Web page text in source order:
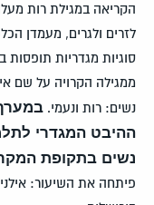
הקריאה במגילת רות מעלה
לזרים ולגרים, מעמדן
סוגיות מגדריות תופסות
ממגילה הקרויה על שם
נשים: רות ונעמי.במערך
ההיבט המגדרי
נשים בתקופת
פיתחה את השיעור: אילנית